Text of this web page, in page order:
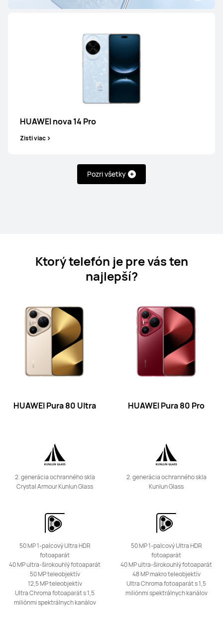
HUAWEI nova 14 Pro
Zisti viac
Pozri všetky
Zisti viac
HUAWEI nova 14 Pro
Ktorý telefón je pre vás ten
najlepší?
HUAWEI Pura 80 Ultra
2. generácia ochranného skla
Crystal Armour Kunlun Glass
50 MP 1-palcový Ultra HDR
fotoaparát
40 MP ultra-širokouhlý fotoaparát
50 MP teleobjektív
12,5 MP teleobjektív
Ultra Chroma fotoaparát s 1,5
miliónmi spektrálnych kanálov
HUAWEI Pura 80 Pro
2. generácia ochranného skla
Kunlun Glass
50 MP 1-palcový Ultra HDR
fotoaparát
40 MP ultra-širokouhlý fotoaparát
48 MP makro teleobjektív
Ultra Chroma fotoaparát s 1,5
miliónmi spektrálnych kanálov